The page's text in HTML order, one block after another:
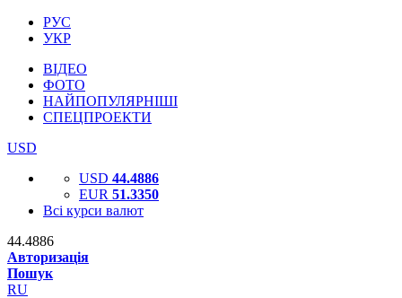
РУС
УКР
ВІДЕО
ФОТО
НАЙПОПУЛЯРНІШІ
СПЕЦПРОЕКТИ
USD
USD 44.4886
EUR 51.3350
Всі курси валют
44.4886
Авторизація
Пошук
RU